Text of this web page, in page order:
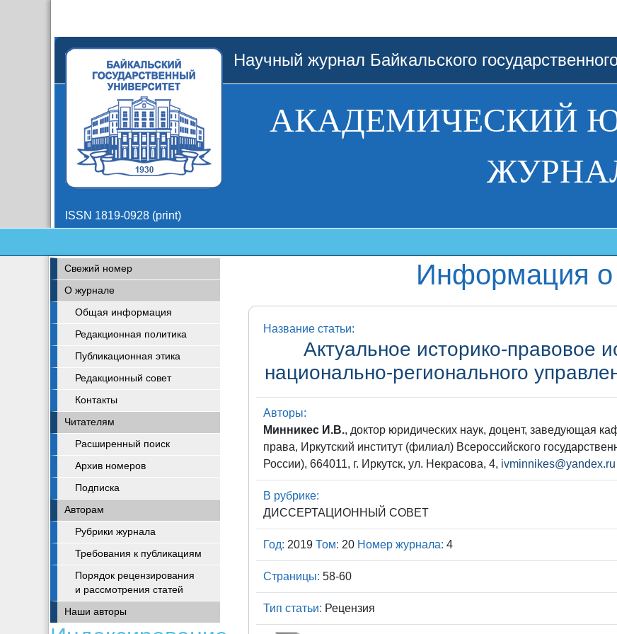
Научный журнал Байкальского
АКАДЕМИЧЕСКИЙ
ISSN 1819-0928 (print)
Свежий номер
О журнале
Общая информация
Редакционная политика
Публикационная этика
Редакционный совет
Контакты
Читателям
Расширенный поиск
Архив номеров
Подписка
Авторам
Рубрики журнала
Требования к публикациям
Порядок рецензирования
и рассмотрения статей
Наши авторы
Информация о
Название статьи:
Актуальное историко-правовое
национально-регионального
Авторы:
Минникес И.В., доктор юридических наук, доцент, заведующая
права, Иркутский институт (филиал) Всероссийского
России), 664011, г. Иркутск, ул. Некрасова, 4, ivminnikes@yandex.ru
В рубрике:
ДИССЕРТАЦИОННЫЙ СОВЕТ
Год: 2019Том: 20 Номер журнала: 4
Страницы: 58-60
Тип статьи: Рецензия